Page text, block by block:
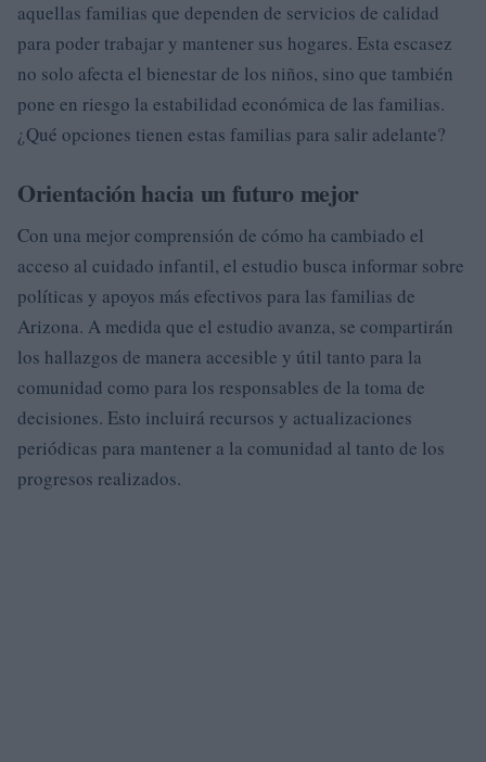
aquellas familias que dependen de servicios de calidad
para poder trabajar y mantener sus hogares. Esta escasez
no solo afecta el bienestar de los niños, sino que también
pone en riesgo la estabilidad económica de las familias.
¿Qué opciones tienen estas familias para salir adelante?
Orientación hacia un futuro mejor
Con una mejor comprensión de cómo ha cambiado el
acceso al cuidado infantil, el estudio busca informar sobre
políticas y apoyos más efectivos para las familias de
Arizona. A medida que el estudio avanza, se compartirán
los hallazgos de manera accesible y útil tanto para la
comunidad como para los responsables de la toma de
decisiones. Esto incluirá recursos y actualizaciones
periódicas para mantener a la comunidad al tanto de los
progresos realizados.